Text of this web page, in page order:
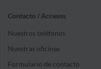
Contacto / Accesos
Nuestros teléfonos
Nuestras oficinas
Formulario de contacto